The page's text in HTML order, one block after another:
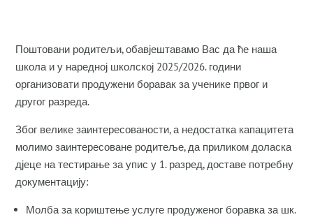
Поштовани родитељи, обавјештавамо Вас да ће наша
школа и у наредној школској 2025/2026. години
организовати продужени боравак за ученике првог и
другог разреда.
Због велике заинтересованости, а недостатка капацитета
молимо заинтересоване родитеље, да приликом доласка
дјеце на тестирање за упис у 1. разред, доставе потребну
документацију:
Молба за кориштење услуге продуженог боравка за шк.